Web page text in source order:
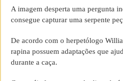
A imagem desperta uma pergunta
consegue capturar uma serpente
De acordo com o herpetólogo
rapina possuem adaptações que
durante a caça.